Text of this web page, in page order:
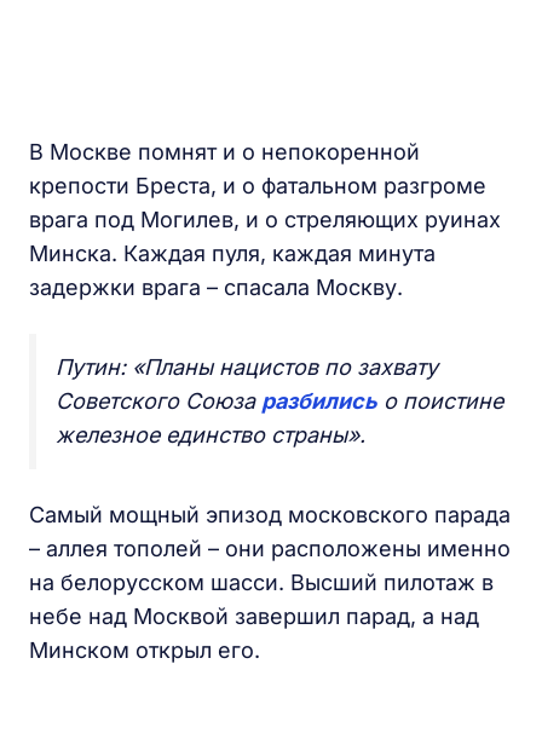
В Москве помнят и о непокоренной
крепости Бреста, и о фатальном разгроме
врага под Могилев, и о стреляющих руинах
Минска. Каждая пуля, каждая минута
задержки врага – спасала Москву.
Путин: «Планы нацистов по захвату
Советского Союза разбились о поистине
железное единство страны».
Самый мощный эпизод московского парада
– аллея тополей – они расположены именно
на белорусском шасси. Высший пилотаж в
небе над Москвой завершил парад, а над
Минском открыл его.